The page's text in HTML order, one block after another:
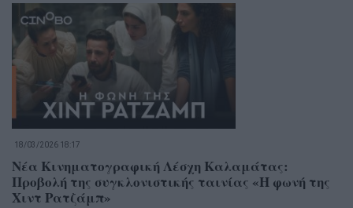
18/03/2026 18:17
Νέα Κινηματογραφική Λέσχη Καλαμάτας:
Προβολή της συγκλονιστικής ταινίας «Η φωνή της
Χιντ Ρατζάμπ»